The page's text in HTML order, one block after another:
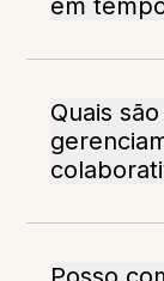
em
Quais